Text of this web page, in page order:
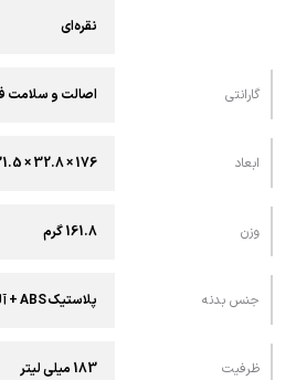
نقره‌ای
گارانتی اصالت و سلامت
ابعاد 176 × 32.8 × 31.5 میلی متر
وزن 161.8 گرم
جنس بدنه پلاستیک ABS + آلیاژ روی
ظرفیت 183 میلی لیتر